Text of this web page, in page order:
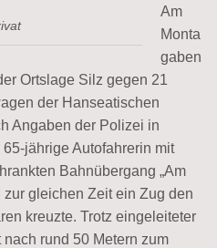
Am
Monta
gaben
Ortslage Silz gegen 21
der Hanseatischen
Angaben der Polizei in
jährige Autofahrerin mit
Bahnübergang „Am
zur gleichen Zeit ein Zug den
kreuzte. Trotz eingeleiteter
rund 50 Metern zum